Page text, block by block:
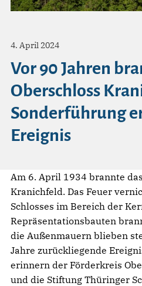
4. April 2024
Vor 90 Jahren
Oberschloss
Sonderführung
Ereignis
Am 6. April 1934 brannte
Kranichfeld. Das Feuer
Schlosses im Bereich der
Repräsentationsbauten
die Außenmauern blieben
Jahre zurückliegende
erinnern der Förderkreis
und die Stiftung Thüringer